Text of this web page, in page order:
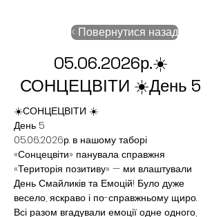
< Повернутися назад
05.06.2026р.☀️
СОНЦЕЦВІТИ ☀️День 5
☀️СОНЦЕЦВІТИ ☀️
День 5
05.06.2026р. в нашому таборі
«Сонцецвіти» панувала справжня
«Територія позитиву» — ми влаштували
День Смайликів та Емоцій! Було дуже
весело, яскраво і по-справжньому щиро.
Всі разом вгадували емоції одне одного,